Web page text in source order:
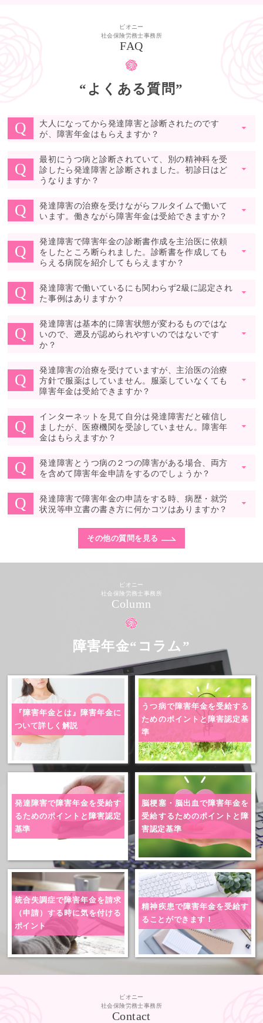
ピオニー
社会保険労務士事務所
FAQ
“よくある質問”
Q
大人になってから発達障害と診断されたのです
が、障害年金はもらえますか？
▼
Q
最初にうつ病と診断されていて、別の精神科を受
診したら発達障害と診断されました。初診日はど
うなりますか？
▼
Q
発達障害の治療を受けながらフルタイムで働いて
います。働きながら障害年金は受給できますか？
▼
Q
発達障害で障害年金の診断書作成を主治医に依頼
をしたところ断られました。診断書を作成しても
らえる病院を紹介してもらえますか？
▼
Q
発達障害で働いているにも関わらず2級に認定され
た事例はありますか？
▼
Q
発達障害は基本的に障害状態が変わるものではな
いので、遡及が認められやすいのではないです
か？
▼
Q
発達障害の治療を受けていますが、主治医の治療
方針で服薬はしていません。服薬していなくても
障害年金は受給できますか？
▼
Q
インターネットを見て自分は発達障害だと確信し
ましたが、医療機関を受診していません。障害年
金はもらえますか？
▼
Q
発達障害とうつ病の２つの障害がある場合、両方
を含めて障害年金申請をするのでしょうか？
▼
Q
発達障害で障害年金の申請をする時、病歴・就労
状況等申立書の書き方に何かコツはありますか？
▼
その他の質問を見る
ピオニー
社会保険労務士事務所
Column
障害年金“コラム”
『障害年金とは』
障害年金に
ついて詳しく解説
うつ病で障害年金を受給する
ためのポイントと障害認定基
準
発達障害で障害年金を受給す
る ためのポイントと障害認定
基準
脳梗塞・脳出血で障害年金を
受給するためのポイントと障
害認定基準
統合失調症で障害年金を請求
（申請）する時に気を付ける
ポイント
精神疾患で障害年金を受給す
ることができます！
ピオニー
社会保険労務士事務所
Contact